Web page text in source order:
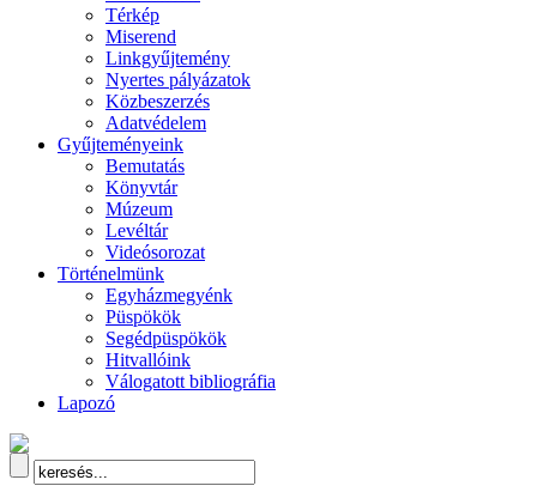
Térkép
Miserend
Linkgyűjtemény
Nyertes pályázatok
Közbeszerzés
Adatvédelem
Gyűjteményeink
Bemutatás
Könyvtár
Múzeum
Levéltár
Videósorozat
Történelmünk
Egyházmegyénk
Püspökök
Segédpüspökök
Hitvallóink
Válogatott bibliográfia
Lapozó